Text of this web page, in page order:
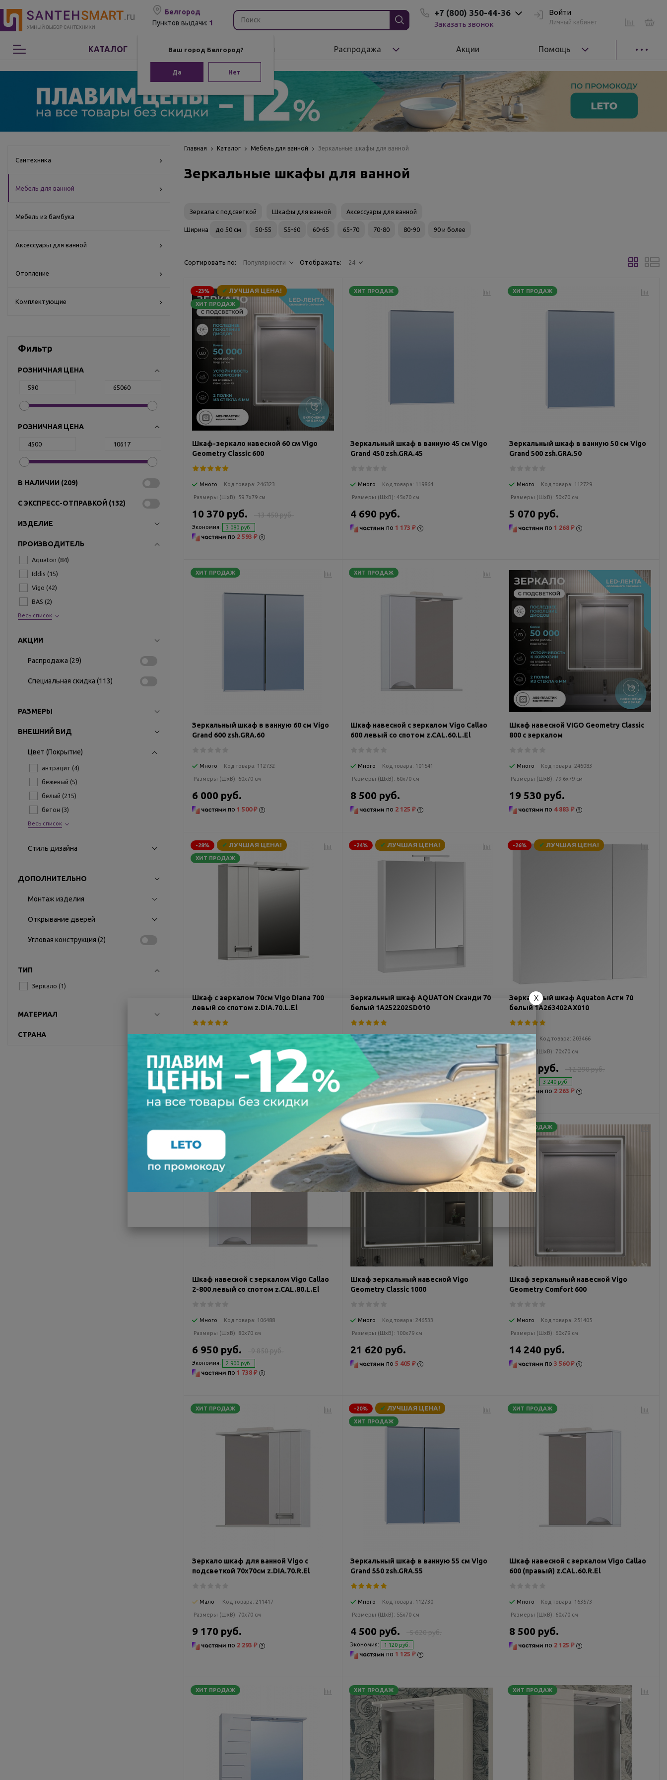
Белгород
Пунктов выдачи: 1
Ваш город Белгород?
Да Нет
+7 (800) 350-44-36
Заказать звонок
Войти
Личный кабинет
КАТАЛОГ
Сантехника
Мебель для ванной
Бренды Распродажа Акции Помощь
Сантехника
Мебель для ванной
Мебель из бамбука
Аксессуары для ванной
Отопление
Комплектующие
Фильтр
РОЗНИЧНАЯ ЦЕНА
РОЗНИЧНАЯ ЦЕНА
В НАЛИЧИИ (209)
С ЭКСПРЕСС-ОТПРАВКОЙ (132)
ИЗДЕЛИЕ
ПРОИЗВОДИТЕЛЬ
Aquaton (84)
Iddis (15)
Vigo (42)
BAS (2)
Весь список
АКЦИИ
Распродажа (29)
Специальная скидка (113)
РАЗМЕРЫ
ВНЕШНИЙ ВИД
Цвет (Покрытие)
антрацит (4)
бежевый (5)
белый (215)
бетон (3)
Весь список
Стиль дизайна
ДОПОЛНИТЕЛЬНО
Монтаж изделия
Открывание дверей
Угловая конструкция (2)
ТИП
Зеркало (1)
МАТЕРИАЛ
СТРАНА
Главная Каталог Мебель для ванной Зеркальные шкафы для ванной
Зеркальные шкафы для ванной
Зеркала с подсветкой Шкафы для ванной Аксессуары для ванной
Ширина до 50 см 50-55 55-60 60-65 65-70 70-80 80-90 90 и более
Сортировать по: Популярности Отображать: 24
-23% ✔ ЛУЧШАЯ ЦЕНА!
ХИТ ПРОДАЖ
Шкаф-зеркало навесной 60 см Vigo
Geometry Classic 600
Много Код товара: 246323
Размеры (ШxВ): 59.7x79 см
13 450 руб.
10 370 руб.
Экономия: 3 080 руб.
по 2 593 ₽
ХИТ ПРОДАЖ
Зеркальный шкаф в ванную 45 см Vigo
Grand 450 zsh.GRA.45
Много Код товара: 119864
Размеры (ШxВ):45x70 см
4 690 руб.
по 1 173 ₽
ХИТ ПРОДАЖ
Зеркальный шкаф в ванную 50 см Vigo
Grand 500 zsh.GRA.50
Много Код товара: 112729
Размеры (ШxВ): 50x70 см
5 070 руб.
по 1 268 ₽
ХИТ ПРОДАЖ
Зеркальный шкаф в ванную 60 см Vigo
Grand 600 zsh.GRA.60
Много Код товара: 112732
Размеры (ШxВ): 60x70 см
6 000 руб.
по 1 500 ₽
ХИТ ПРОДАЖ
Шкаф навесной с зеркалом Vigo Callao
600 левый со спотом z.CAL.60.L.El
Много Код товара: 101541
Размеры (ШxВ): 60x70 см
8 500 руб.
по 2 125 ₽
Шкаф навесной VIGO Geometry Classic
800 с зеркалом
Много Код товара: 246083
Размеры (ШxВ): 79.6x79 см
19 530 руб.
по 4 883 ₽
-28% ✔ ЛУЧШАЯ ЦЕНА!
ХИТ ПРОДАЖ
Шкаф с зеркалом 70см Vigo Diana 700
левый со спотом z.DIA.70.L.El
Размеры (ШxВ): 70x70 см
9 170 руб.
6 590 руб.
Экономия:
-24% ✔ ЛУЧШАЯ ЦЕНА!
Зеркальный шкаф AQUATON Сканди 70
белый 1A252202SD010
Мало Код товара:216962
Размеры (ШxВ):70x85 см
11 290 руб.
8 600 руб.
Экономия: 2 690 руб.
по 2 150 ₽
-26% ✔ ЛУЧШАЯ ЦЕНА!
Зеркальный шкаф Aquaton Асти 70
белый 1A263402AX010
Мало Код товара: 203466
Размеры (ШxВ): 70x70 см
12 290 руб.
9 050 руб.
Экономия: 3 240 руб.
по 2 263 ₽
ХИТ ПРОДАЖ
Шкаф навесной с зеркалом Vigo Callao
2-800 левый со спотом z.CAL.80.L.El
Много Код товара: 106488
Размеры (ШxВ): 80x70 см
9 850 руб.
6 950 руб.
Экономия: 2 900 руб.
по 1 738 ₽
Шкаф зеркальный навесной Vigo
Geometry Classic 1000
Много Код товара: 246533
Размеры (ШxВ): 100x79 см
21 620 руб.
по5 405 ₽
ХИТ ПРОДАЖ
Шкаф зеркальный навесной Vigo
Geometry Comfort 600
Много Код товара: 251405
Размеры (ШxВ): 60x79 см
14 240 руб.
по 3 560 ₽
ХИТ ПРОДАЖ
Зеркало шкаф для ванной Vigo с
подсветкой 70х70см z.DIA.70.R.El
Мало Код товара: 211417
Размеры (ШxВ): 70x70 см
9 170 руб.
по 2 293 ₽
-20% ✔ ЛУЧШАЯ ЦЕНА!
ХИТ ПРОДАЖ
Зеркальный шкаф в ванную 55 см Vigo
Grand 550 zsh.GRA.55
Много Код товара: 112730
Размеры (ШxВ): 55x70 см
5 620 руб.
4 500 руб.
Экономия: 1 120 руб.
по 1 125 ₽
ХИТ ПРОДАЖ
Шкаф навесной с зеркалом Vigo Callao
600 (правый) z.CAL.60.R.El
Много Код товара: 163573
Размеры (ШxВ): 60x70 см
8 500 руб.
по 2 125 ₽
ХИТ ПРОДАЖ ХИТ ПРОДАЖ ХИТ ПРОДАЖ
X